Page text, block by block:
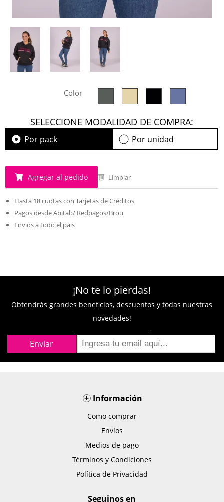
Color
SELECCIONE MODALIDAD DE COMPRA:
Por pack Por unidad
Agregar al pedido Limpiar
Hasta 18 cuotas con Tarjetas de Créditos
Pagos desde Abitab/ Redpagos/Brou
Envios a todo el pais
¡No te lo pierdas!
Obtendrás grandes beneficios, descuentos y todas nuestras
novedades!
+Información
Como comprar
Envíos
Medios de pago
Términos y Condiciones
Política de Privacidad
Seguinos en